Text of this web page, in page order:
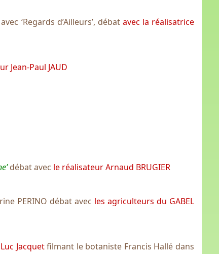
‘Regards d’Ailleurs’, débat avec la réalisatrice
Jean-Paul JAUD
débat avec le réalisateur Arnaud BRUGIER
PERINO débat avec les agriculteurs du GABEL
Luc Jacquetfilmant le botaniste Francis Hallé dans